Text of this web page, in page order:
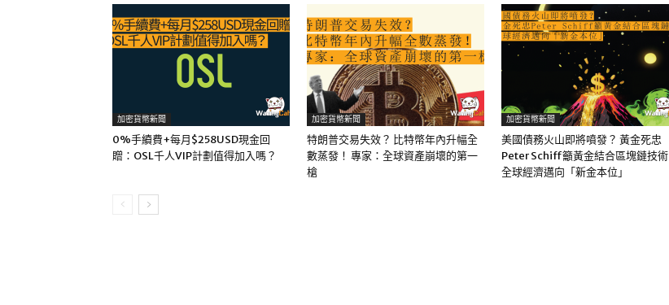
加密貨幣新聞
0%手續費+每月$258USD現金回
贈：OSL千人VIP計劃值得加入嗎？
加密貨幣新聞
特朗普交易失效？ 比特幣年內升幅全
數蒸發！ 專家：全球資產崩壞的第一
槍
加密貨幣新聞
美國債務火山即將噴發？ 黃金死忠
Peter Schiff籲黃金結合區塊鏈技術
全球經濟邁向「新金本位」